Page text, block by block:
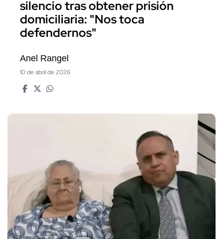
silencio tras obtener prisión
domiciliaria: "Nos toca
defendernos"
Anel Rangel
10 de abril de 2026